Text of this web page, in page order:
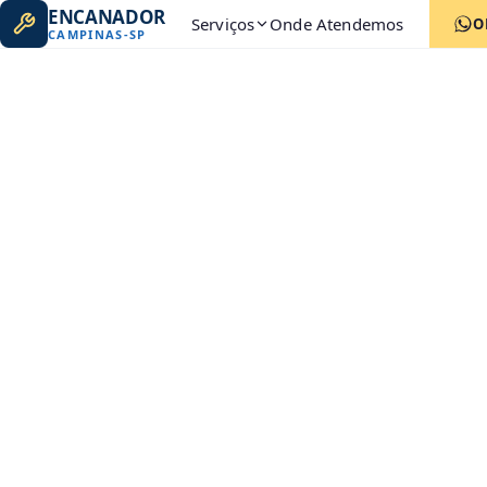
ENCANADOR
CAMPINAS-SP Serviços Onde Atendemos